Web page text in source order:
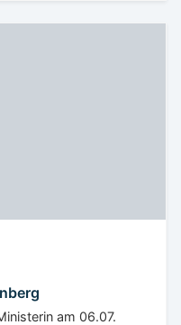
am 06.07.